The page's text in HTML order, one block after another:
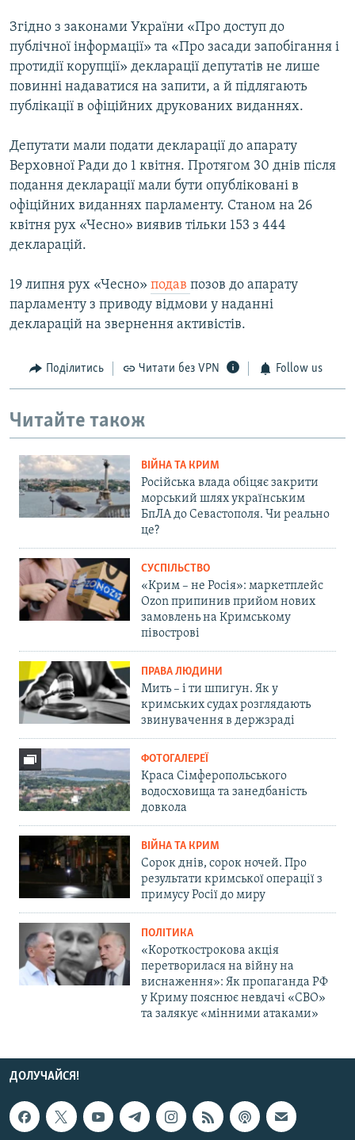
Згідно з законами України «Про доступ до
публічної інформації» та «Про засади запобігання і
протидії корупції» декларації депутатів не лише
повинні надаватися на запити, а й підлягають
публікації в офіційних друкованих виданнях.
Депутати мали подати декларації до апарату
Верховної Ради до 1 квітня. Протягом 30 днів після
подання декларації мали бути опубліковані в
офіційних виданнях парламенту. Станом на 26
квітня рух «Чесно» виявив тільки 153 з 444
декларацій.
19 липня рух «Чесно» подав позов до апарату
парламенту з приводу відмови у наданні
декларацій на звернення активістів.
Поділитись Читати без VPN Follow us
Читайте також
ВІЙНА ТА КРИМ
Російська влада обіцяє закрити
морський шлях українським
БпЛА до Севастополя. Чи реально
це?
СУСПІЛЬСТВО
«Крим – не Росія»: маркетплейс
Ozon припинив прийом нових
замовлень на Кримському
півострові
ПРАВА ЛЮДИНИ
Мить – і ти шпигун. Як у
кримських судах розглядають
звинувачення в держзраді
ФОТОГАЛЕРЕЇ
Краса Сімферопольського
водосховища та занедбаність
довкола
ВІЙНА ТА КРИМ
Сорок днів, сорок ночей. Про
результати кримської операції з
примусу Росії до миру
ПОЛІТИКА
«Короткострокова акція
перетворилася на війну на
виснаження»: Як пропаганда РФ
у Криму пояснює невдачі «СВО»
та залякує «мінними атаками»
ДОЛУЧАЙСЯ!